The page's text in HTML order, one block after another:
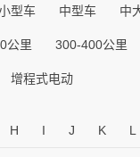
型车 中型车 中
公里 300-400公里
增程式电动
H I J K L